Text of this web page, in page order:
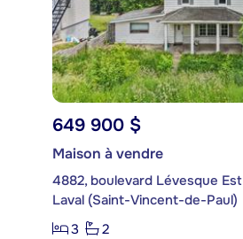
649 900 $
Maison à vendre
4882, boulevard Lévesque Est
Laval (Saint-Vincent-de-Paul)
3
2